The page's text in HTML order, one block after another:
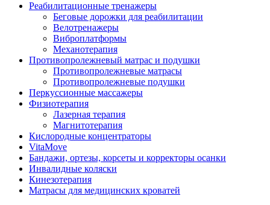
Реабилитационные тренажеры
Беговые дорожки для реабилитации
Велотренажеры
Виброплатформы
Механотерапия
Противопролежневый матрас и подушки
Противопролежневые матрасы
Противопролежневые подушки
Перкуссионные массажеры
Физиотерапия
Лазерная терапия
Магнитотерапия
Кислородные концентраторы
VitaMove
Бандажи, ортезы, корсеты и корректоры осанки
Инвалидные коляски
Кинезотерапия
Матрасы для медицинских кроватей